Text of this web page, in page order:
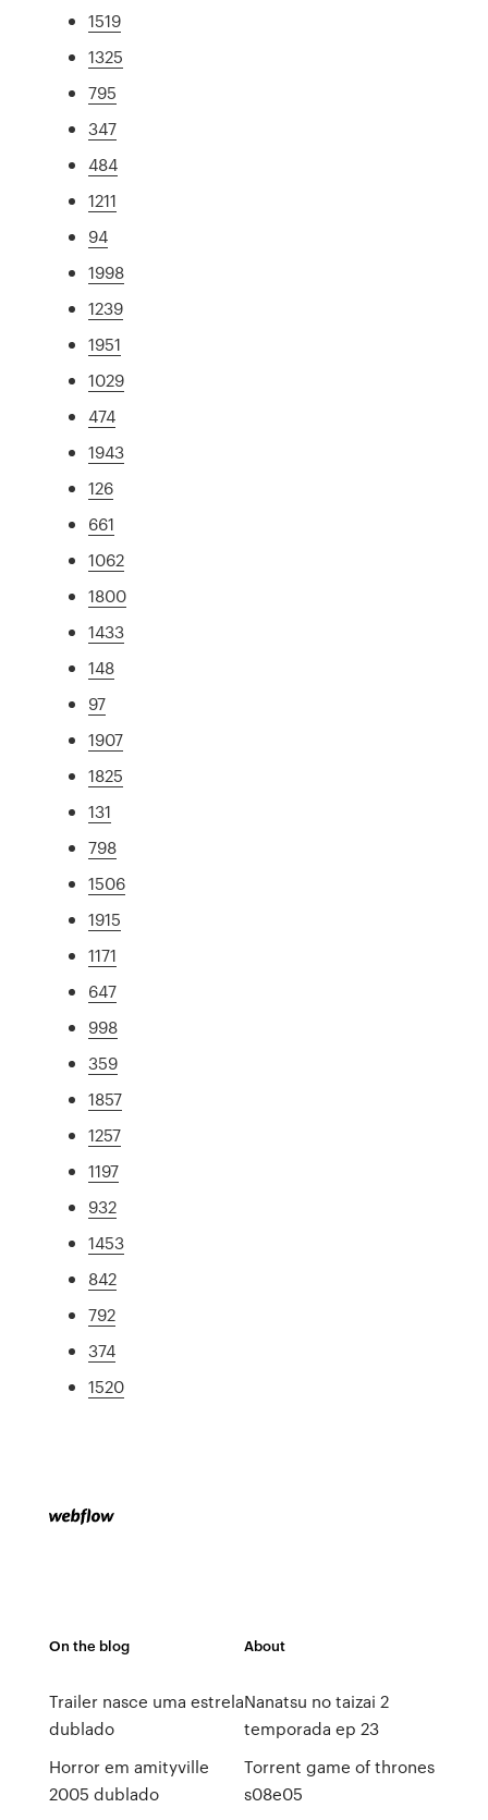
1519
1325
795
347
484
1211
94
1998
1239
1951
1029
474
1943
126
661
1062
1800
1433
148
97
1907
1825
131
798
1506
1915
1171
647
998
359
1857
1257
1197
932
1453
842
792
374
1520
On the blog
Trailer nasce uma estrela
dublado
Horror em amityville
2005 dublado
About
Nanatsu no taizai 2
temporada ep 23
Torrent game of thrones
s08e05